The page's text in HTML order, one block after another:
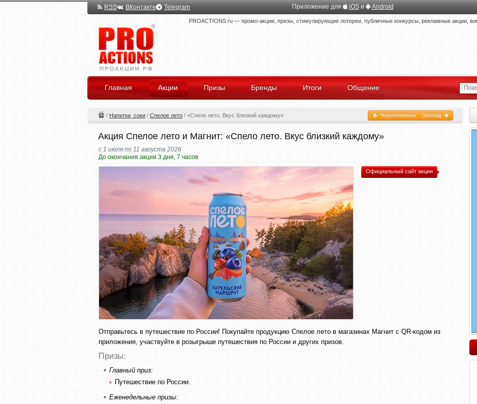
RSS ВКонтакте Telegram Приложение для iOSи Android
PROACTIONS.ru — промо-акции, призы, стимулирующие лотереи, публичные конкурсы, рекламные акции,
Главная Акции Призы Бренды Итоги Общение
Черноголовка Эконад
/ Напитки, соки / Спелое лето / «Спело лето. Вкус близкий каждому»
Акция Спелое лето и Магнит: «Спело лето. Вкус близкий каждому»
с 1 июля по 11 августа 2026
До окончания акции 3 дня, 7 часов
Официальный сайт акции
Отправьтесь в путешествие по России! Покупайте продукцию Спелое лето в магазинах Магнит с QR-кодом из
приложения, участвуйте в розыгрыше путешествия по России и других призов.
Призы:
Главный приз:
Путешествие по России.
Еженедельные призы: